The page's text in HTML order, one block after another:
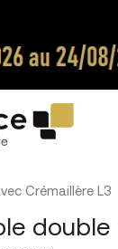
Crémaillère L3
double